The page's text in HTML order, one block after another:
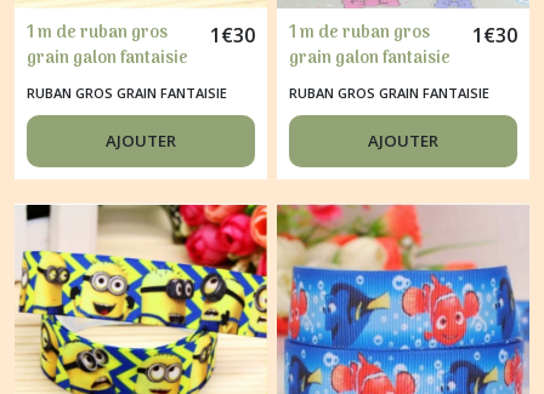
1 m de ruban gros
grain galon fantaisie
scrapbooking
couture 2.2 cm
DAMATIEN
1€30
RUBAN GROS GRAIN FANTAISIE
AJOUTER
1 m de ruban gros
grain galon fantaisie
scrapbooking
couture 2.2 cm
CUPCAKE
1€30
RUBAN GROS GRAIN FANTAISIE
AJOUTER